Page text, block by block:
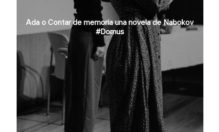
Ada o Contar de memoria una novela de Nabokov
#Domus